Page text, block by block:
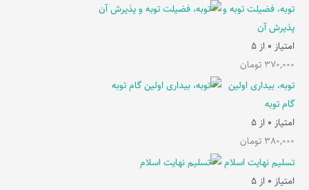
توبه، فضیلت توبه و
پذیرش آن
امتیاز 0 از 5
370,000 تومان
توبه، بیداری اولین
گام توبه
امتیاز 0 از 5
380,000 تومان
تسلیم نهایت اسلام
امتیاز 0 از 5